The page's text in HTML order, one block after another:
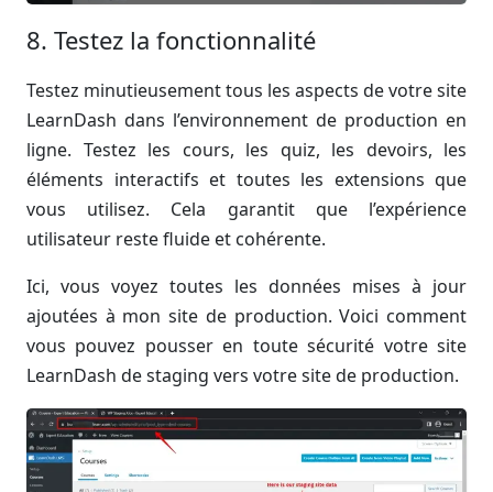
8. Testez la fonctionnalité
Testez minutieusement tous les aspects de votre site
LearnDash dans l’environnement de production en
ligne. Testez les cours, les quiz, les devoirs, les
éléments interactifs et toutes les extensions que
vous utilisez. Cela garantit que l’expérience
utilisateur reste fluide et cohérente.
Ici, vous voyez toutes les données mises à jour
ajoutées à mon site de production. Voici comment
vous pouvez pousser en toute sécurité votre site
LearnDash de staging vers votre site de production.